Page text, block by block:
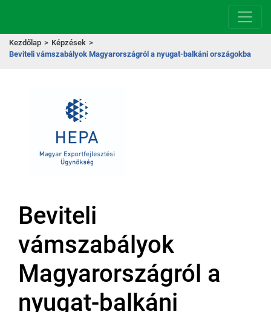
Kezdőlap > Képzések >
Beviteli vámszabályok Magyarországról a nyugat-balkáni országokba
Beviteli
vámszabályok
Magyarországról a
nyugat-balkáni